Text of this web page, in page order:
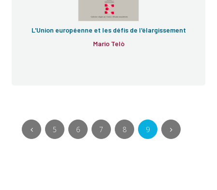
L'Union européenne et les défis de l'élargissement
Mario Telò
5 6 7 8 9